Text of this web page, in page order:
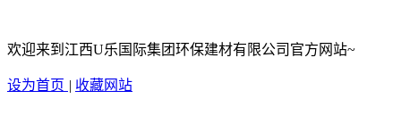
欢迎来到江西U乐国际集团环保建材有限公司官方网站~
设为首页 | 收藏网站